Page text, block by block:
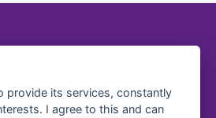
provide its services, constantly
I agree to this and can